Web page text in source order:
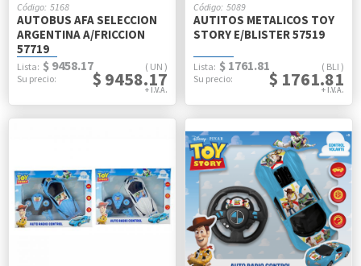
5168
AUTOBUS AFA SELECCION
ARGENTINA A/FRICCION
57719
UN
$ 9458.17
$ 9458.17
5089
AUTITOS METALICOS TOY
STORY E/BLISTER 57519
BLI
$ 1761.81
$ 1761.81